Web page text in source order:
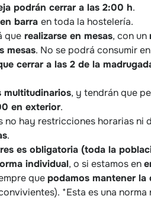
podrán cerrar a las 2:00 h.
barra en toda la hostelería.
que realizarse en mesas, con un
mesas. No se podrá consumir
cerrar a las 2 de la
multitudinarios, y tendrán que
en exterior.
no hay restricciones horarias ni
.
es obligatoria (toda la
individual, o si estamos en
quepodamos mantener la
*Esta es una